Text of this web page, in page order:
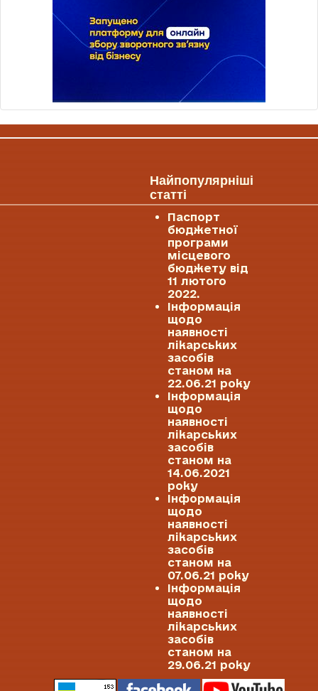
Найпопулярніші
статті
Паспорт
бюджетної
програми
місцевого
бюджету від
11 лютого
2022.
Інформація
щодо
наявності
лікарських
засобів
станом на
22.06.21 року
Інформація
щодо
наявності
лікарських
засобів
станом на
14.06.2021
року
Інформація
щодо
наявності
лікарських
засобів
станом на
07.06.21 року
Інформація
щодо
наявності
лікарських
засобів
станом на
29.06.21 року